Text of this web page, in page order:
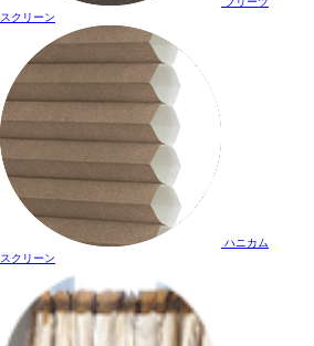
スクリーン
ハニカム
スクリーン